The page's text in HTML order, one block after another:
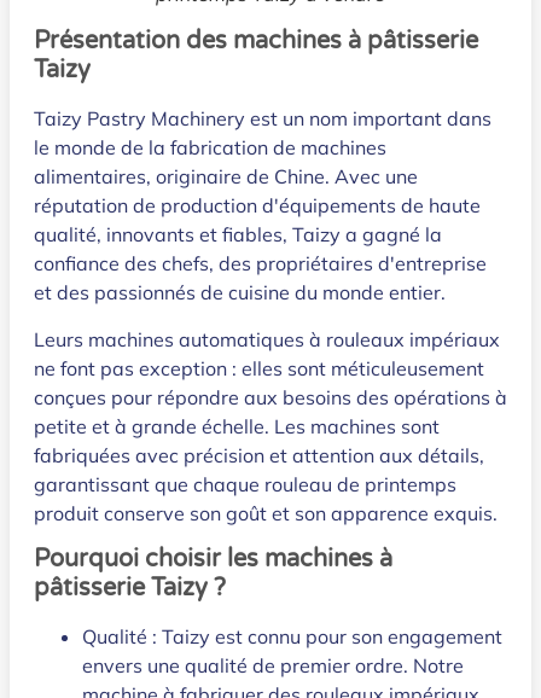
Présentation des machines à pâtisserie
Taizy
Taizy Pastry Machinery est un nom important dans
le monde de la fabrication de machines
alimentaires, originaire de Chine. Avec une
réputation de production d'équipements de haute
qualité, innovants et fiables, Taizy a gagné la
confiance des chefs, des propriétaires d'entreprise
et des passionnés de cuisine du monde entier.
Leurs machines automatiques à rouleaux impériaux
ne font pas exception : elles sont méticuleusement
conçues pour répondre aux besoins des opérations à
petite et à grande échelle. Les machines sont
fabriquées avec précision et attention aux détails,
garantissant que chaque rouleau de printemps
produit conserve son goût et son apparence exquis.
Pourquoi choisir les machines à
pâtisserie Taizy ?
Qualité : Taizy est connu pour son engagement
envers une qualité de premier ordre. Notre